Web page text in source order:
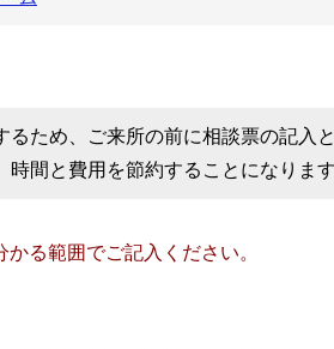
ため、ご来所の前に相談票の記入
間と費用を節約することになります
る範囲でご記入ください。